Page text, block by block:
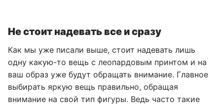
Не стоит надевать все и сразу
Как мы уже писали выше, стоит надевать лишь
одну какую-то вещь с леопардовым принтом и на
ваш образ уже будут обращать внимание. Главное
выбирать яркую вещь правильно, обращая
внимание на свой тип фигуры. Ведь часто такие